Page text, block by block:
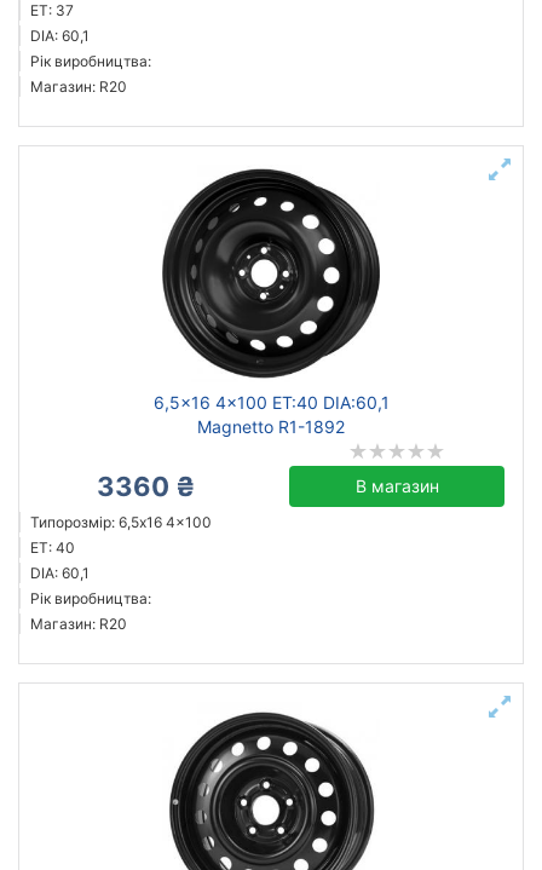
ET: 37
DIA: 60,1
Рік виробництва:
Магазин: R20
6,5x16 4x100 ET:40 DIA:60,1
Magnetto R1-1892
3360 ₴ В магазин
Типорозмір: 6,5x16 4x100
ET: 40
DIA: 60,1
Рік виробництва:
Магазин: R20